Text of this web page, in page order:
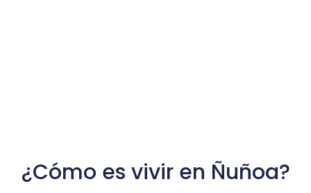
¿Cómo es vivir en Ñuñoa?